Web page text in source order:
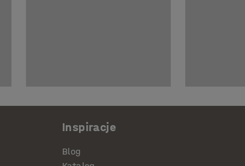
Inspiracje
Blog